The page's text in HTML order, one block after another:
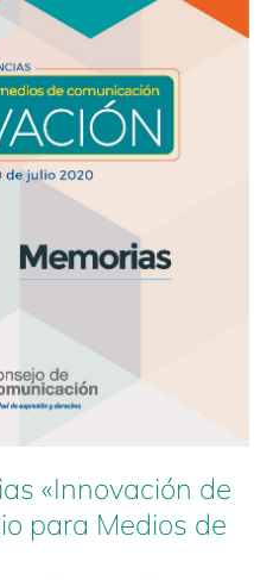
«Innovación de
para Medios de